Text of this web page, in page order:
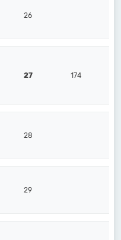
26
27 174
28
29